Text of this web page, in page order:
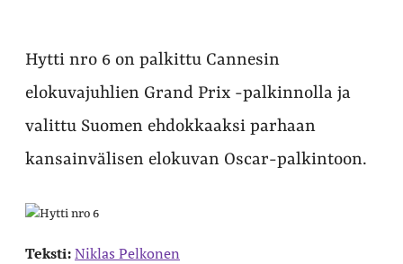
Hytti nro 6 on palkittu Cannesin
elokuvajuhlien Grand Prix -palkinnolla ja
valittu Suomen ehdokkaaksi parhaan
kansainvälisen elokuvan Oscar-palkintoon.
Teksti:Niklas Pelkonen